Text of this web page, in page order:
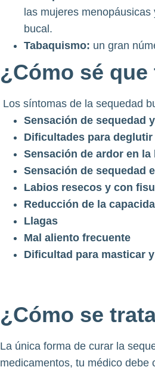
las mujeres
bucal.
Tabaquismo: un gran
¿Cómo sé
Los síntomas de la sequedad
Sensación de sequedad
Dificultades para deglutir
Sensación de ardor en la
Sensación de sequedad
Labios resecos y con
Reducción de la
Llagas
Mal aliento frecuente
Dificultad para masticar
¿Cómo se
La única forma de curar la
medicamentos, tu médico debe